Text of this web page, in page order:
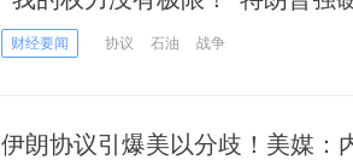
是“无条件投降”
财经要闻 协议 石油 战争
伊朗协议引爆美以分歧！美媒：